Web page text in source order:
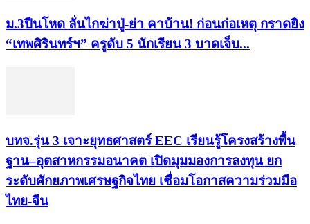
ม.3ปืนโหด ลั่นไกฆ่าปู่-ย่า คาบ้าน! ก่อนก่อเหตุ กราดยิง
“เทพศิรินทร์ฯ” ครูดับ 5 นักเรียน 3 บาดเจ็บ...
บทจ.รุ่น 3 เจาะยุทธศาสตร์ EEC เรียนรู้โครงสร้างพื้น
ฐาน–อุตสาหกรรมอนาคต เปิดมุมมองการลงทุน ยก
ระดับศักยภาพเศรษฐกิจไทย เชื่อมโอกาสความร่วมมือ
ไทย-จีน